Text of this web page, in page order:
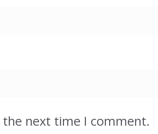
next time I comment.